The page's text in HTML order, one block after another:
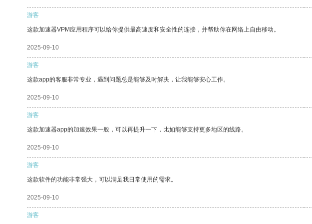
游客
这款加速器VPM应用程序可以给你提供最高速度和安全性的连接，并帮助你在网络上自由移动。
2025-09-10
游客
这款app的客服非常专业，遇到问题总是能够及时解决，让我能够安心工作。
2025-09-10
游客
这款加速器app的加速效果一般，可以再提升一下，比如能够支持更多地区的线路。
2025-09-10
游客
这款软件的功能非常强大，可以满足我日常使用的需求。
2025-09-10
游客